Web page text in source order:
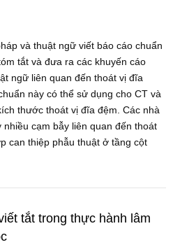
và thuật ngữ viết báo cáo chuẩn
tắt và đưa ra các khuyến cáo
ngữ liên quan đến thoát vị đĩa
này có thể sử dụng cho CT và
thước thoát vị đĩa đệm. Các nhà
cạm bẫy liên quan đến thoát
can thiệp phẫu thuật ở tầng cột
tắt trong thực hành lâm